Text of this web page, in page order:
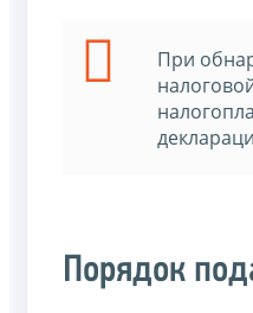
При
Порядок